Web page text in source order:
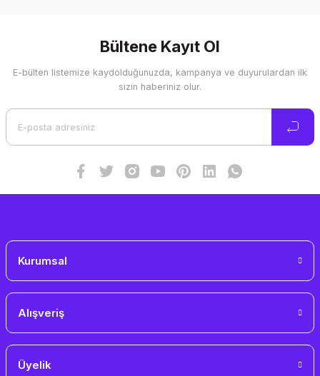
Görüş ve önerileriniz için teşekkür ederiz.
Ürün resmi kalitesiz, bozuk veya görüntülenemiyor.
Bültene Kayıt Ol
E-bülten listemize kaydolduğunuzda, kampanya ve duyurulardan ilk
sizin haberiniz olur.
Kurumsal
Alışveriş
Üyelik